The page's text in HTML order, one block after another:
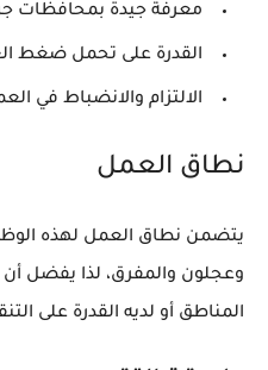
معرفة جيدة بمحافظات
القدرة على تحمل ضغط
الالتزام والانضباط في
نطاق العمل
يتضمن نطاق العمل لهذه
وعجلون والمفرق، لذا يفضل
المناطق أو لديه القدرة على